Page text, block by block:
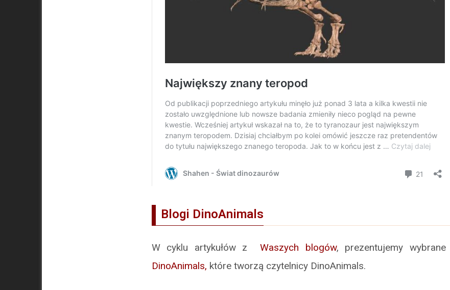
Blogi DinoAnimals
W cyklu artykułów zWaszych blogów, prezentujemy
DinoAnimals, które tworzą czytelnicy DinoAnimals.